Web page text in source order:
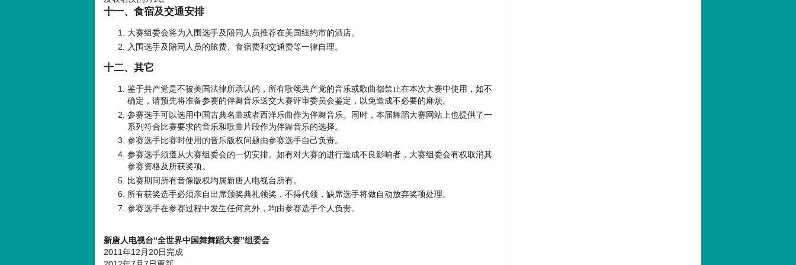
十一、食宿及交通安排
大赛组委会将为入围选手及陪同人员推荐在美国纽约市的酒店。
入围选手及陪同人员的旅费、食宿费和交通费等一律自理。
十二、其它
鉴于共产党是不被美国法律所承认的，所有歌颂共产党的音乐或歌曲都禁止在本次大赛中使用，如不
确定，请预先将准备参赛的伴舞音乐送交大赛评审委员会鉴定，以免造成不必要的麻烦。
参赛选手可以选用中国古典名曲或者西洋乐曲作为伴舞音乐。同时，本届舞蹈大赛网站上也提供了一
系列符合比赛要求的音乐和歌曲片段作为伴舞音乐的选择。
参赛选手比赛时使用的音乐版权问题由参赛选手自己负责。
参赛选手须遵从大赛组委会的一切安排。如有对大赛的进行造成不良影响者，大赛组委会有权取消其
参赛资格及所获奖项。
比赛期间所有音像版权均属新唐人电视台所有。
所有获奖选手必须亲自出席颁奖典礼领奖，不得代领，缺席选手将做自动放弃奖项处理。
参赛选手在参赛过程中发生任何意外，均由参赛选手个人负责。
新唐人电视台“全世界中国舞舞蹈大赛”组委会
2011年12月20日完成